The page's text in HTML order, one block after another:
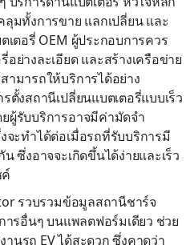
มทั้งการขาย แลกเปลี่ยน และ
เตอรี่ OEM ผู้ประกอบการควร
ย่างละเอียด และสร้างเครือข่าย
ามารถให้บริการได้อย่าง
ตั้งสถานีเปลี่ยนแบตเตอรี่แบบเร็ว
ผู้รับบริการอาจมีค่ามัดจำ
จะทำได้ต่อเมื่อรถที่รับบริการมี
ซึ่งอาจจะเกิดขึ้นได้ง่ายและเร็ว
รวบรวมข้อมูลสถานีชาร์จ
ารอื่นๆ บนแพลตฟอร์มเดียว ช่วย
นรถ EV ได้สะดวก ซึ่งคาดว่า